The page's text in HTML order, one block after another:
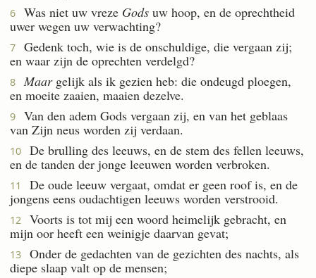
6 Was niet uw vreze Gods uw hoop, en de oprechtheid
uwer wegen uw verwachting?
7
Gedenk toch, wie is de onschuldige, die vergaan zij;
en waar zijn de oprechten verdelgd?
8 Maargelijk als ik gezien heb: die ondeugd ploegen,
en moeite zaaien, maaien dezelve.
9
Van den adem Gods vergaan zij, en van het geblaas
van Zijn neus worden zij verdaan.
10
De brulling des leeuws, en de stem des fellen leeuws,
en de tanden der jonge leeuwen worden verbroken.
11
De oude leeuw vergaat, omdat er geen roof is, en de
jongens eens oudachtigen leeuws worden verstrooid.
12
Voorts is tot mij een woord heimelijk gebracht, en
mijn oor heeft een weinigje daarvan gevat;
13
Onder de gedachten van de gezichten des nachts, als
diepe slaap valt op de mensen;